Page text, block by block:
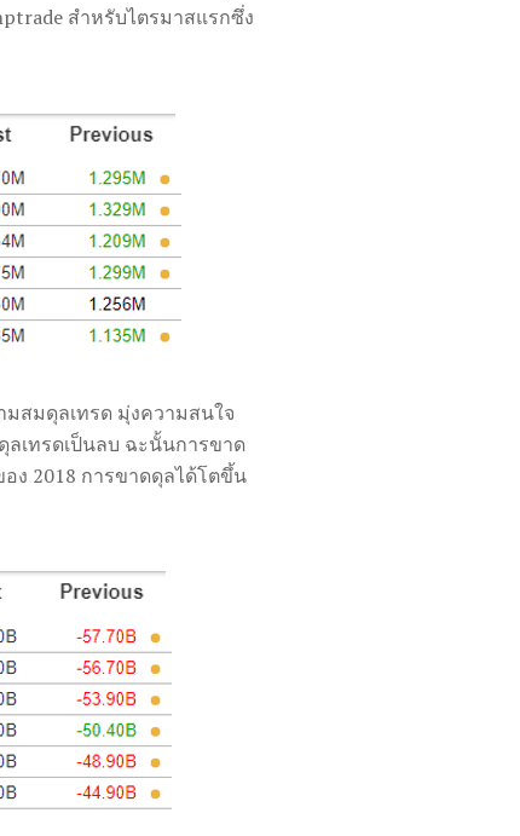
สำหรับไตรมาสแรกซึ่ง
สมดุลเทรด มุ่งความสนใจ
เทรดเป็นลบ ฉะนั้นการขาด
อง 2018 การขาดดุลได้โตขึ้น